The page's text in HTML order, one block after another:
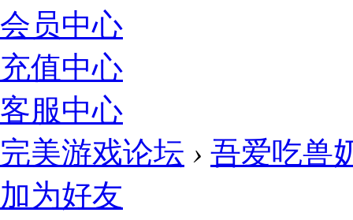
会员中心
充值中心
客服中心
完美游戏论坛 › 吾爱吃兽
加为好友